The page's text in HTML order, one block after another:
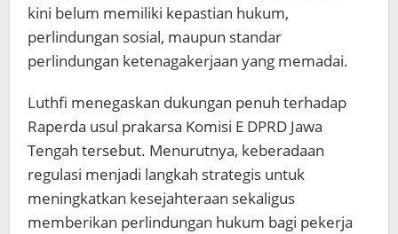
kini belum memiliki kepastian hukum,
perlindungan sosial, maupun standar
perlindungan ketenagakerjaan yang memadai.
Luthfi menegaskan dukungan penuh terhadap
Raperda usul prakarsa Komisi E DPRD Jawa
Tengah tersebut. Menurutnya, keberadaan
regulasi menjadi langkah strategis untuk
meningkatkan kesejahteraan sekaligus
memberikan perlindungan hukum bagi pekerja